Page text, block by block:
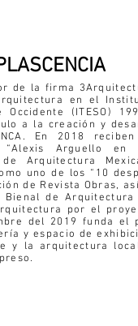
de la firma
en el
Occidente (ITESO)
a la creación y
En 2018
“Alexis Arguello
Arquitectura
uno de los “10
de Revista Obras,
de Arquitectura
por el
del 2019 funda el
y espacio de
y la arquitectura